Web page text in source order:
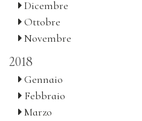
Dicembre
Ottobre
Novembre
2018
Gennaio
Febbraio
Marzo